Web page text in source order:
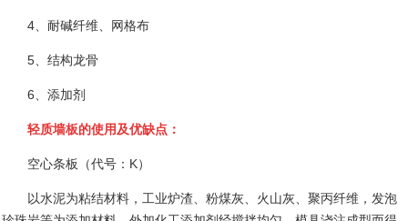
4 、耐碱纤维、网格布
5 、结构龙骨
6 、添加剂
轻质墙板的使用及优缺点：
空心条板（代号： K）
以水泥为粘结材料，工业炉渣、粉煤灰、火山灰、聚丙纤维，发泡